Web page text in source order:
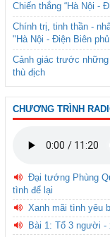
Chiến thắng “Hà Nội -
Chính trị, tinh thần -
"Hà Nội - Điện Biên
Cảnh giác trước
thù địch
CHƯƠNG TRÌNH
Đại tướng Phùng
tình để lại
Xanh mãi tình yêu
Bài 1: Tổ 3 người -